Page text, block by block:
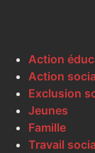
Action
Action
Exclusion
Jeunes
Famille
Travail